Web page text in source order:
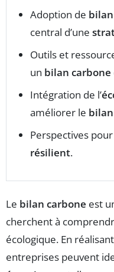
Adoption de
central d’une
Outils et
un bilan carbone
Intégration de l’
améliorer le
Perspectives
résilient.
Le bilan carbone est
cherchent à
écologique. En
entreprises peuvent